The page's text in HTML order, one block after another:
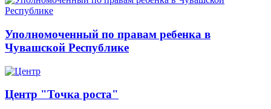
Уполномоченный по правам ребенка в
Чувашской Республике
Центр "Точка роста"